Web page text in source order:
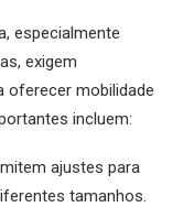
especialmente
exigem
oferecer mobilidade
incluem:
ajustes para
tamanhos.